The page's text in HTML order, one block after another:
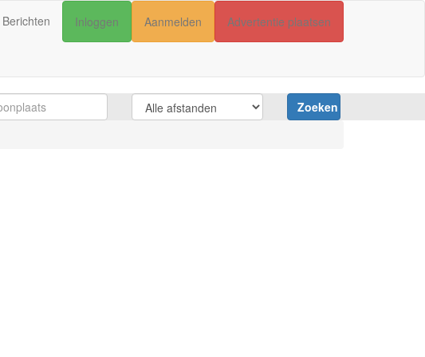
Berichten Inloggen Aanmelden Advertentie plaatsen
Zoeken